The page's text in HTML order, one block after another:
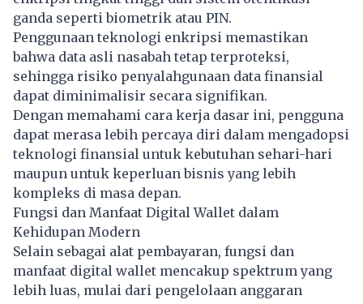
ganda seperti biometrik atau PIN.
Penggunaan teknologi enkripsi memastikan
bahwa data asli nasabah tetap terproteksi,
sehingga risiko penyalahgunaan data finansial
dapat diminimalisir secara signifikan.
Dengan memahami cara kerja dasar ini, pengguna
dapat merasa lebih percaya diri dalam mengadopsi
teknologi finansial untuk kebutuhan sehari-hari
maupun untuk keperluan bisnis yang lebih
kompleks di masa depan.
Fungsi dan Manfaat Digital Wallet dalam
Kehidupan Modern
Selain sebagai alat pembayaran, fungsi dan
manfaat digital wallet mencakup spektrum yang
lebih luas, mulai dari pengelolaan anggaran